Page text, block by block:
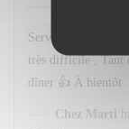
Service et
très difficile , Tant
dîner 👍 À bientôt
Chez Marti